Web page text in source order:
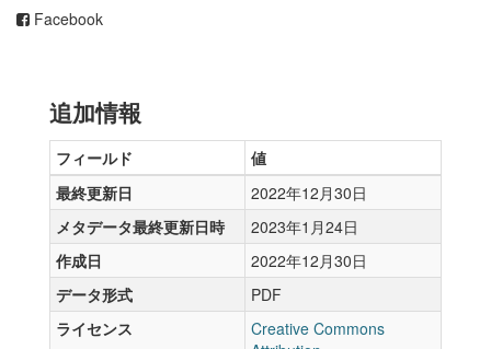
Facebook
追加情報
フィールド
値
最終更新日
2022年12月30日
メタデータ最終更新日時
2023年1月24日
作成日
2022年12月30日
データ形式
PDF
ライセンス
Creative Commons